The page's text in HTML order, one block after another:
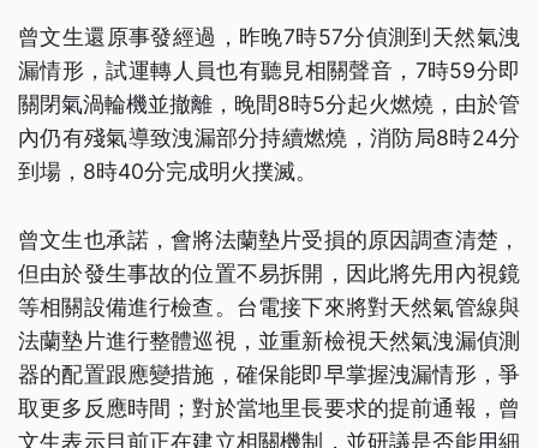
曾文生還原事發經過，昨晚7時57分偵測到天然氣洩
漏情形，試運轉人員也有聽見相關聲音，7時59分即
關閉氣渦輪機並撤離，晚間8時5分起火燃燒，由於管
內仍有殘氣導致洩漏部分持續燃燒，消防局8時24分
到場，8時40分完成明火撲滅。
曾文生也承諾，會將法蘭墊片受損的原因調查清楚，
但由於發生事故的位置不易拆開，因此將先用內視鏡
等相關設備進行檢查。台電接下來將對天然氣管線與
法蘭墊片進行整體巡視，並重新檢視天然氣洩漏偵測
器的配置跟應變措施，確保能即早掌握洩漏情形，爭
取更多反應時間；對於當地里長要求的提前通報，曾
文生表示目前正在建立相關機制，並研議是否能用細